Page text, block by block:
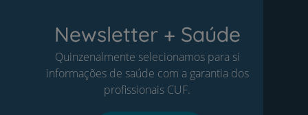
Newsletter + Saúde
Quinzenalmente selecionamos para si
informações de saúde com a garantia dos
profissionais CUF.